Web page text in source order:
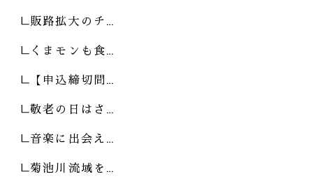
販路拡大のチ…
くまモンも食…
【申込締切間…
敬老の日はさ…
音楽に出会え…
菊池川流域を…